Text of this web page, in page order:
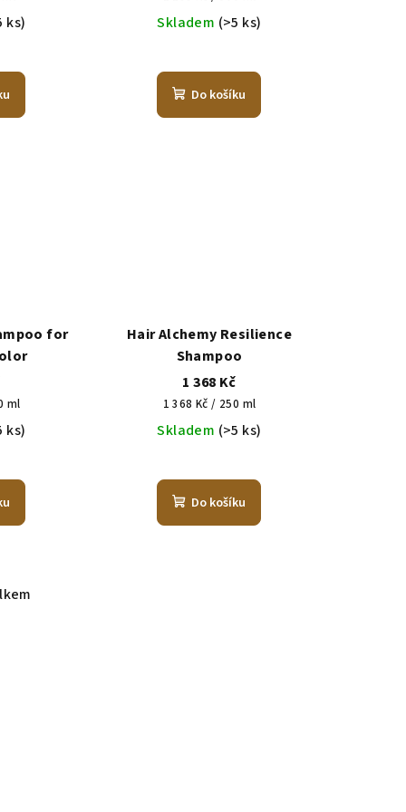
ks)
cena:
Skladem (>5 ks)
Do košíku
for
ml
ks)
Hair Alchemy Resilience
Shampoo
1 368 Kč
Měrná
cena:
1 368 Kč / 250 ml
Skladem (>5 ks)
Do košíku